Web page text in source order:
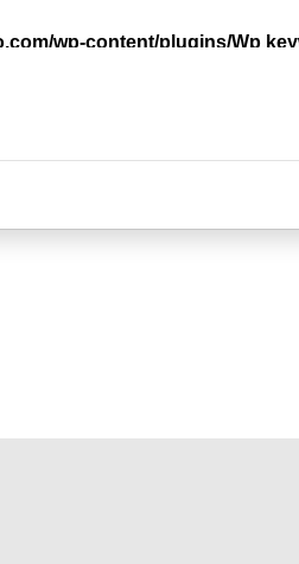
wp-content/plugins/Wp